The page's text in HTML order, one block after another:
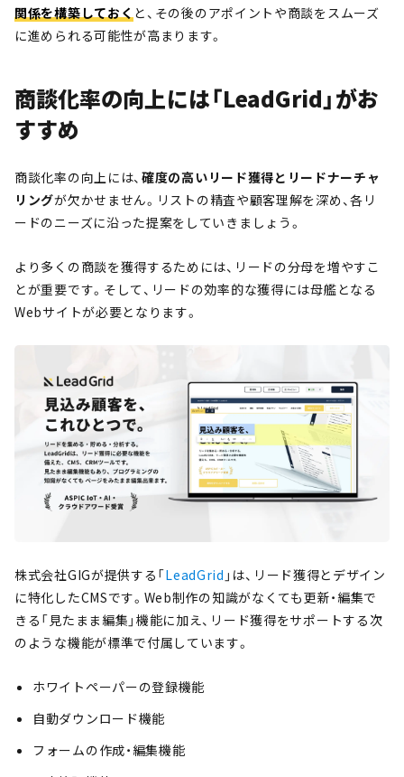
関係を構築しておくと、その後のアポイントや商談をスムーズ
に進められる可能性が高まります。
商談化率の向上には「LeadGrid」がお
すすめ
商談化率の向上には、 確度の高いリード獲得とリードナーチャ
リングが欠かせません。リストの精査や顧客理解を深め、各リ
ードのニーズに沿った提案をしていきましょう。
より多くの商談を獲得するためには、リードの分母を増やすこ
とが重要です。そして、リードの効率的な獲得には母艦となる
Webサイトが必要となります。
株式会社GIGが提供する「LeadGrid 」は、リード獲得とデザイン
に特化したCMSです。Web制作の知識がなくても更新・編集で
きる「見たまま編集」機能に加え、リード獲得をサポートする次
のような機能が標準で付属しています。
ホワイトペーパーの登録機能
自動ダウンロード機能
フォームの作成・編集機能